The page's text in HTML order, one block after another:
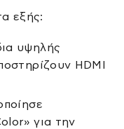
εξής:
υψηλής
HDMI
για την